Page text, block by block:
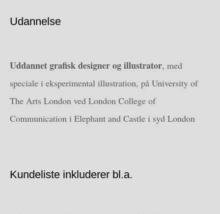
Udannelse
Uddannet grafisk designer og illustrator, med
speciale i eksperimental illustration, på University of
The Arts London ved London College of
Communication i Elephant and Castle i syd London
Kundeliste inkluderer bl.a.